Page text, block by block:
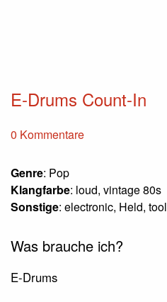
E-Drums Count-In
0 Kommentare
Genre: Pop
Klangfarbe: loud, vintage 80s
Sonstige: electronic, Held, tool
Was brauche ich?
E-Drums